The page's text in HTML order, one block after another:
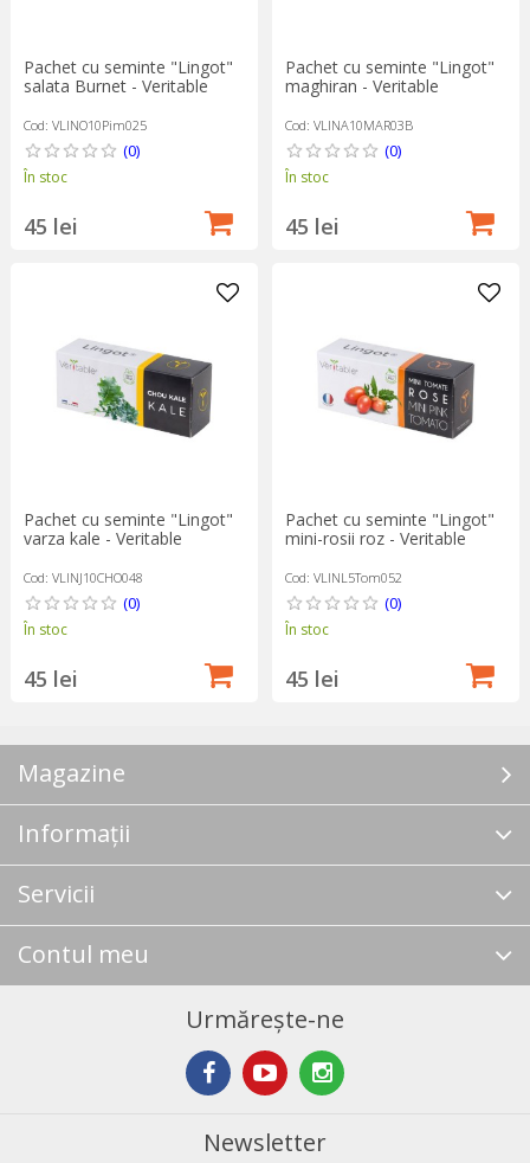
Pachet cu seminte "Lingot"
salata Burnet - Veritable
Cod: VLINO10Pim025
(0)
În stoc
45 lei
Pachet cu seminte "Lingot"
maghiran - Veritable
Cod: VLINA10MAR03B
(0)
În stoc
45 lei
Pachet cu seminte "Lingot"
varza kale - Veritable
Cod: VLINJ10CHO048
(0)
În stoc
45 lei
Pachet cu seminte "Lingot"
mini-rosii roz - Veritable
Cod: VLINL5Tom052
(0)
În stoc
45 lei
Magazine
Informații
Servicii
Contul meu
Urmărește-ne
Newsletter